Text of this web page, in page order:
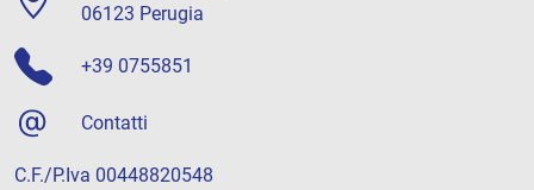
06123 Perugia
+39 0755851
Contatti
C.F./P.Iva 00448820548